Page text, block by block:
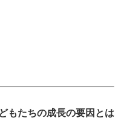
もたちの成長の要因とは